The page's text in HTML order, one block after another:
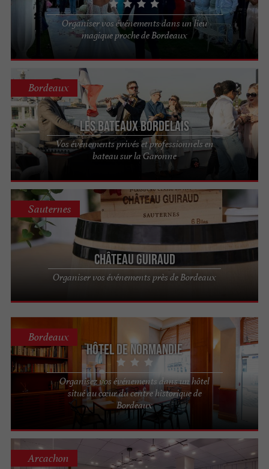
Organiser vos événements dans un lieu
magique proche de Bordeaux
Les Bateaux Bordelais
Vos événements privés et professionnels en
bateau sur la Garonne
Bordeaux
Château Guiraud
Organiser vos événements près de Bordeaux
Sauternes
Hôtel de Normandie
Organisez vos événements dans un hôtel
situé au cœur du centre historique de
Bordeaux
Bordeaux
Arcachon